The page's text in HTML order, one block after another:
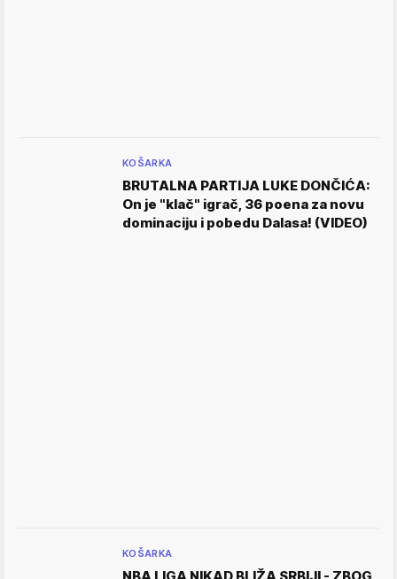
KOŠARKA
BRUTALNA PARTIJA LUKE DONČIĆA:
On je "klač" igrač, 36 poena za novu
dominaciju i pobedu Dalasa! (VIDEO)
KOŠARKA